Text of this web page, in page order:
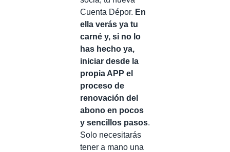
Cuenta Dépor. En
ella verás ya tu
carné y, si no lo
has hecho ya,
iniciar desde la
propia APP el
proceso de
renovación del
abono en pocos
y sencillos pasos.
Solo necesitarás
tener a mano una